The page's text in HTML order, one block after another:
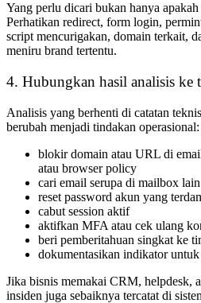
Yang perlu dicari bukan hanya
Perhatikan redirect, form login,
script mencurigakan, domain terkait,
meniru brand tertentu.
4. Hubungkan hasil analisis ke
Analisis yang berhenti di catatan
berubah menjadi tindakan operasional:
blokir domain atau URL di
atau browser policy
cari email serupa di mailbox lain
reset password akun yang
cabut session aktif
aktifkan MFA atau cek ulang
beri pemberitahuan singkat ke
dokumentasikan indikator
Jika bisnis memakai CRM, helpdesk,
insiden juga sebaiknya tercatat di